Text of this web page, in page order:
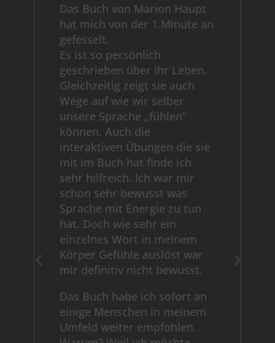
Das Buch von Marion Haupt
hat mich von der 1.Minute an
gefesselt.
Es ist so persönlich
geschrieben über ihr Leben.
Gleichzeitig zeigt sie auch
Wege auf wie wir selber
unsere Sprache „fühlen“
können. Auch die
interaktiven Übungen die sie
mit im Buch hat finde ich
sehr hilfreich. Ich war mir
schon sehr bewusst was
Sprache mit Energie zu tun
hat. Doch wie sehr ein
einzelnes Wort in meinem
Körper Gefühle auslöst war
mir definitiv nicht bewusst.
Das Buch habe ich sofort an
einige Menschen in meinem
Umfeld weiter empfohlen.